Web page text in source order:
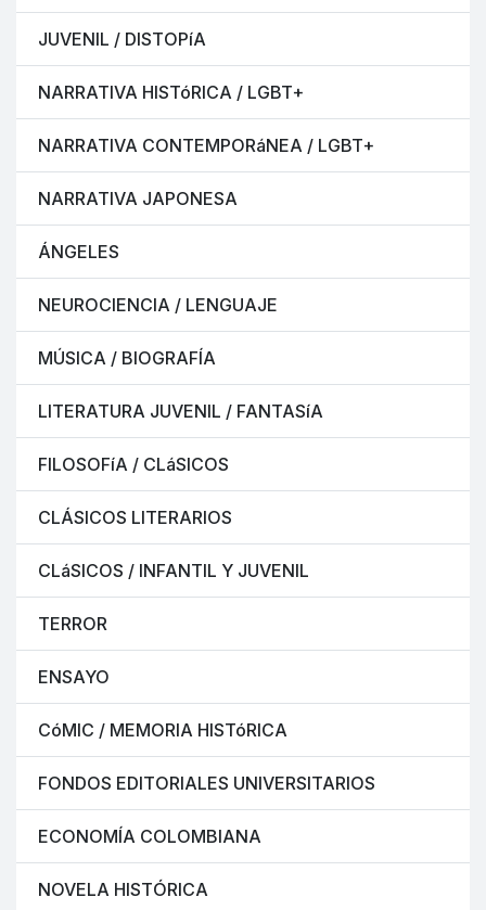
JUVENIL / DISTOPíA
NARRATIVA HISTóRICA / LGBT+
NARRATIVA CONTEMPORáNEA / LGBT+
NARRATIVA JAPONESA
ÁNGELES
NEUROCIENCIA / LENGUAJE
MÚSICA / BIOGRAFÍA
LITERATURA JUVENIL / FANTASíA
FILOSOFíA / CLáSICOS
CLÁSICOS LITERARIOS
CLáSICOS / INFANTIL Y JUVENIL
TERROR
ENSAYO
CóMIC / MEMORIA HISTóRICA
FONDOS EDITORIALES UNIVERSITARIOS
ECONOMÍA COLOMBIANA
NOVELA HISTÓRICA